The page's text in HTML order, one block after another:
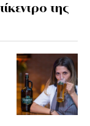
της